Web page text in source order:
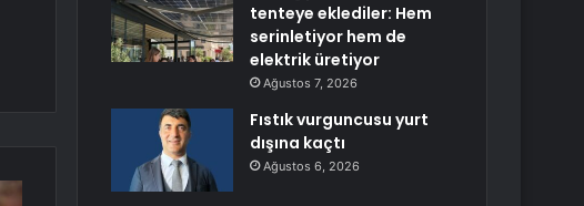
tenteye eklediler: Hem
serinletiyor hem de
elektrik üretiyor
Ağustos 7, 2026
Fıstık vurguncusu yurt
dışına kaçtı
Ağustos 6, 2026